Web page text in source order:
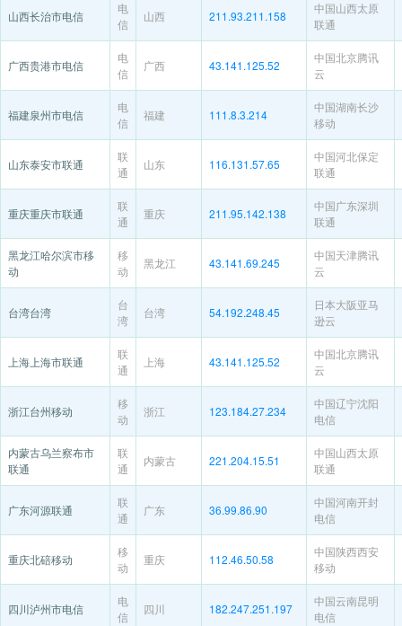
山西长治市电信
电
信
山西 211.93.211.158
中国山西太原
联通
广西贵港市电信
电
信
广西 43.141.125.52
中国北京腾讯
云
福建泉州市电信
电
信
福建 111.8.3.214
中国湖南长沙
移动
山东泰安市联通
联
通
山东 116.131.57.65
中国河北保定
联通
重庆重庆市联通
联
通
重庆 211.95.142.138
中国广东深圳
联通
黑龙江哈尔滨市移
动
移
动
黑龙江 43.141.69.245
中国天津腾讯
云
台湾台湾
台
湾
台湾 54.192.248.45
日本大阪亚马
逊云
上海上海市联通
联
通
上海 43.141.125.52
中国北京腾讯
云
浙江台州移动
移
动
浙江 123.184.27.234
中国辽宁沈阳
电信
内蒙古乌兰察布市
联通
联
通
内蒙古 221.204.15.51
中国山西太原
联通
广东河源联通
联
通
广东 36.99.86.90
中国河南开封
电信
重庆北碚移动
移
动
重庆 112.46.50.58
中国陕西西安
移动
四川泸州市电信
电
信
四川 182.247.251.197
中国云南昆明
电信